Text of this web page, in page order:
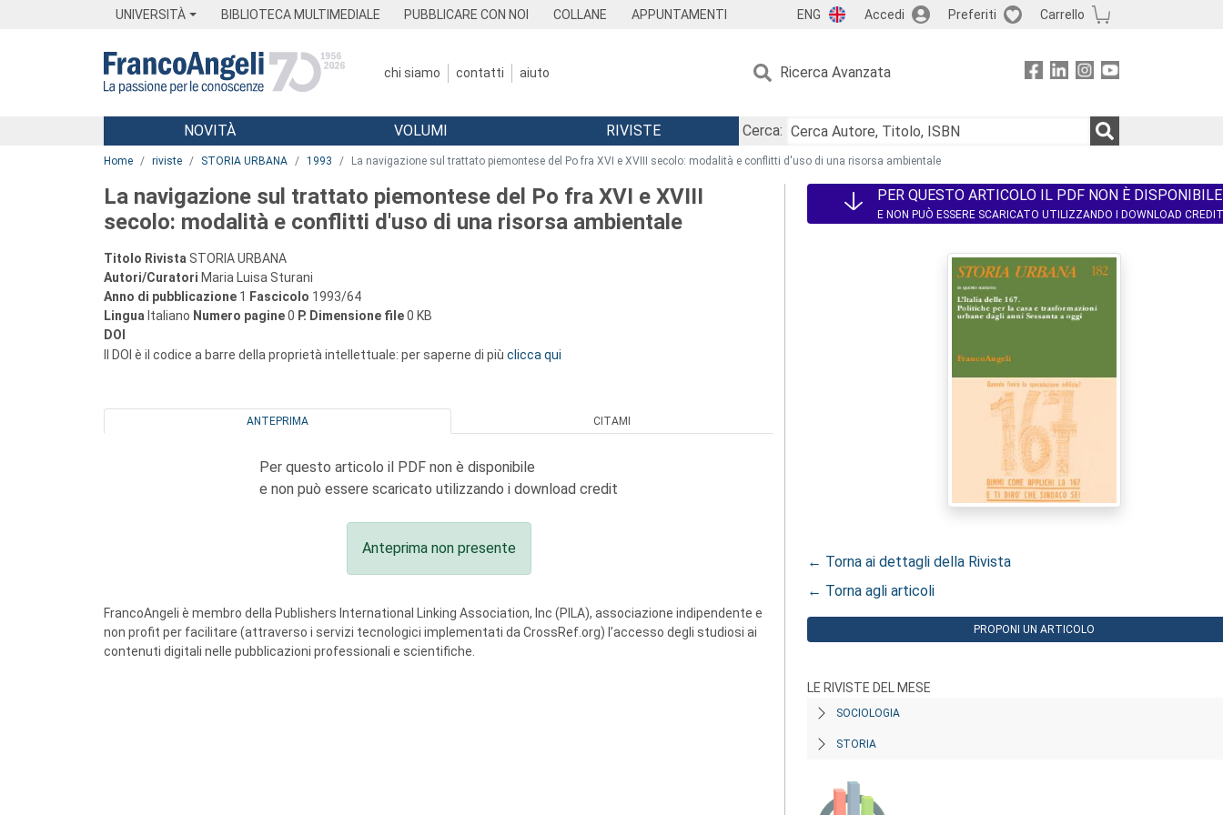
UNIVERSITÀ BIBLIOTECA MULTIMEDIALE PUBBLICARE CON NOI COLLANE APPUNTAMENTI ENG Accedi Preferiti Carrello
chi siamo contatti aiuto Ricerca Avanzata
Menu
NOVITÀ VOLUMI RIVISTE
Cerca:
Home riviste STORIA URBANA 1993 La navigazione sul trattato piemontese del Po fra XVI e XVIII secolo: modalità e conflitti d'uso di una risorsa ambientale
La navigazione sul trattato piemontese del Po fra XVI e XVIII
secolo: modalità e conflitti d'uso di una risorsa ambientale
Titolo Rivista STORIA URBANA
Autori/Curatori Maria Luisa Sturani
Anno di pubblicazione 1 Fascicolo 1993/64
Lingua Italiano Numero pagine0 P. Dimensione file0 KB
DOI
Il DOI è il codice a barre della proprietà intellettuale: per saperne di più clicca qui
ANTEPRIMA CITAMI
Per questo articolo il PDF non è disponibile
e non può essere scaricato utilizzando i download credit
Anteprima non presente
FrancoAngeli è membro della Publishers International Linking Association, Inc (PILA), associazione indipendente e
non profit per facilitare (attraverso i servizi tecnologici implementati da CrossRef.org) l’accesso degli studiosi ai
contenuti digitali nelle pubblicazioni professionali e scientifiche.
PER QUESTO ARTICOLO IL PDF NON È DISPONIBILE
E NON PUÒ ESSERE SCARICATO UTILIZZANDO I DOWNLOAD CREDIT
← Torna ai dettagli della Rivista
← Torna agli articoli
PROPONI UN ARTICOLO
LE RIVISTE DEL MESE
SOCIOLOGIA
STORIA